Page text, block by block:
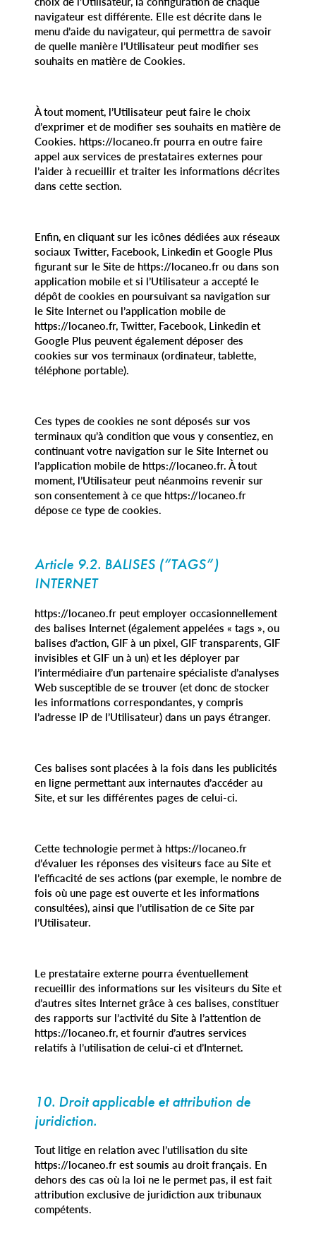
navigateur est différente. Elle est décrite dans le
menu d’aide du navigateur, qui permettra de savoir
de quelle manière l’Utilisateur peut modifier ses
souhaits en matière de Cookies.
À tout moment, l’Utilisateur peut faire le choix
d’exprimer et de modifier ses souhaits en matière de
Cookies. https://locaneo.fr pourra en outre faire
appel aux services de prestataires externes pour
l’aider à recueillir et traiter les informations décrites
dans cette section.
Enfin, en cliquant sur les icônes dédiées aux réseaux
sociaux Twitter, Facebook, Linkedin et Google Plus
figurant sur le Site de https://locaneo.fr ou dans son
application mobile et si l’Utilisateur a accepté le
dépôt de cookies en poursuivant sa navigation sur
le Site Internet ou l’application mobile de
https://locaneo.fr, Twitter, Facebook, Linkedin et
Google Plus peuvent également déposer des
cookies sur vos terminaux (ordinateur, tablette,
téléphone portable).
Ces types de cookies ne sont déposés sur vos
terminaux qu’à condition que vous y consentiez, en
continuant votre navigation sur le Site Internet ou
l’application mobile de https://locaneo.fr. À tout
moment, l’Utilisateur peut néanmoins revenir sur
son consentement à ce que https://locaneo.fr
dépose ce type de cookies.
Article 9.2. BALISES (“TAGS”)
INTERNET
https://locaneo.fr peut employer occasionnellement
des balises Internet (également appelées « tags », ou
balises d’action, GIF à un pixel, GIF transparents, GIF
invisibles et GIF un à un) et les déployer par
l’intermédiaire d’un partenaire spécialiste d’analyses
Web susceptible de se trouver (et donc de stocker
les informations correspondantes, y compris
l’adresse IP de l’Utilisateur) dans un pays étranger.
Ces balises sont placées à la fois dans les publicités
en ligne permettant aux internautes d’accéder au
Site, et sur les différentes pages de celui-ci.
Cette technologie permet à https://locaneo.fr
d’évaluer les réponses des visiteurs face au Site et
l’efficacité de ses actions (par exemple, le nombre de
fois où une page est ouverte et les informations
consultées), ainsi que l’utilisation de ce Site par
l’Utilisateur.
Le prestataire externe pourra éventuellement
recueillir des informations sur les visiteurs du Site et
d’autres sites Internet grâce à ces balises, constituer
des rapports sur l’activité du Site à l’attention de
https://locaneo.fr, et fournir d’autres services
relatifs à l’utilisation de celui-ci et d’Internet.
10. Droit applicable et attribution de
juridiction.
Tout litige en relation avec l’utilisation du site
https://locaneo.fr est soumis au droit français. En
dehors des cas où la loi ne le permet pas, il est fait
attribution exclusive de juridiction aux tribunaux
compétents.